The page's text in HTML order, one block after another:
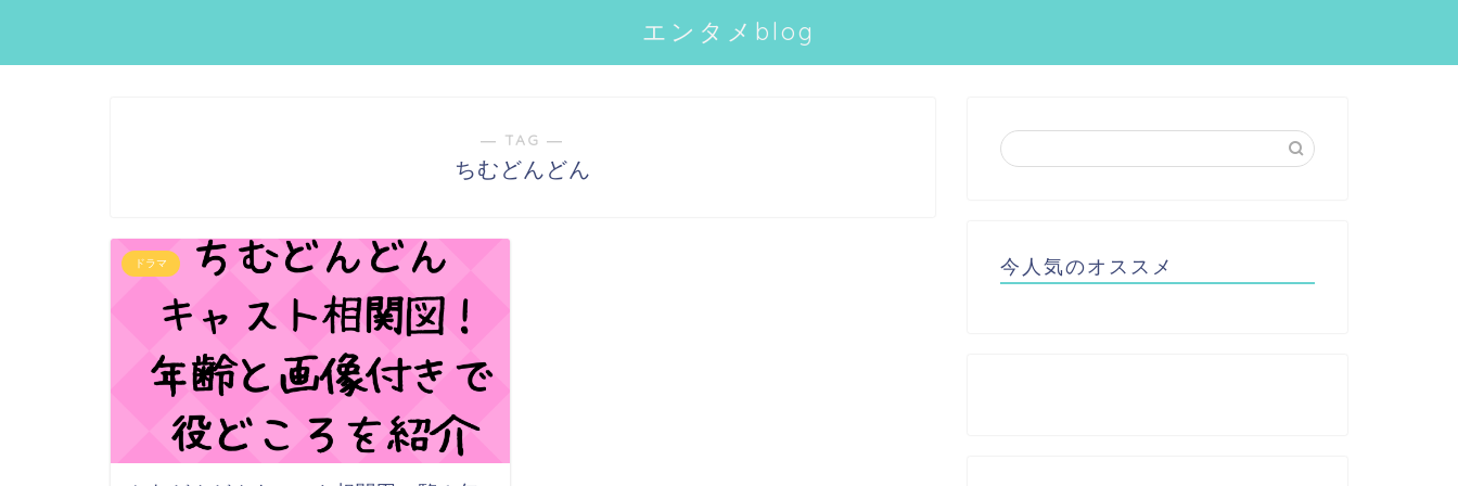
エンタメblog
― TAG ―
ちむどんどん
ドラマ 今人気のオススメ